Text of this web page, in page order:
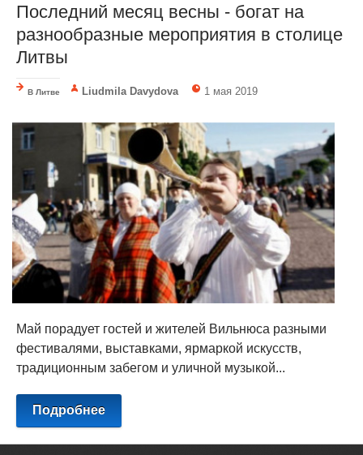
Последний месяц весны - богат на
разнообразные мероприятия в столице
Литвы
В Литве Liudmila Davydova 1 мая 2019
Май порадует гостей и жителей Вильнюса разными
фестивалями, выставками, ярмаркой искусств,
традиционным забегом и уличной музыкой...
Подробнее